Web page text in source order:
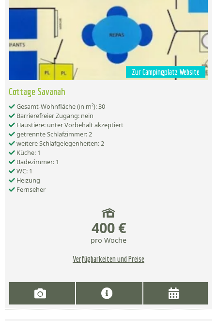
Zur Campingplatz Website
Cottage Savanah
Gesamt-Wohnfläche (in m²): 30
Barrierefreier Zugang: nein
Haustiere: unter Vorbehalt akzeptiert
getrennte Schlafzimmer: 2
weitere Schlafgelegenheiten: 2
Küche: 1
Badezimmer: 1
WC: 1
Heizung
Fernseher
400 €
pro Woche
Verfügbarkeiten und Preise